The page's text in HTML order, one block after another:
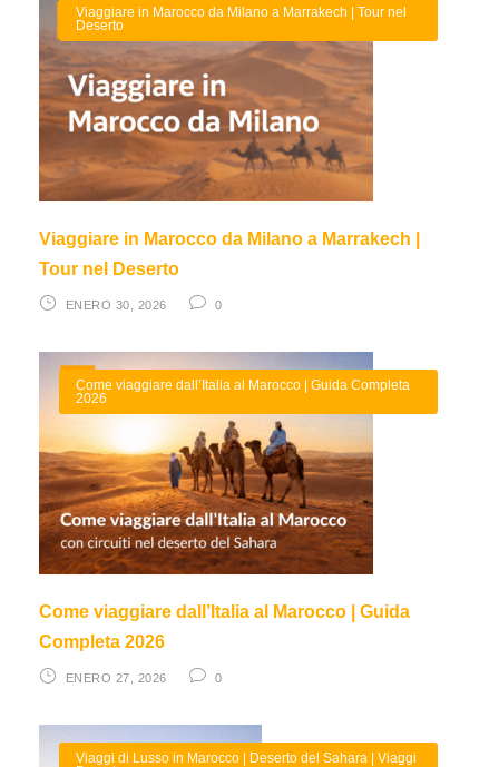
Viaggiare in Marocco da Milano a Marrakech | Tour nel
Deserto
Viaggiare in Marocco da Milano a Marrakech |
Tour nel Deserto
ENERO 30, 2026 0
Come viaggiare dall’Italia al Marocco | Guida Completa
2026
Come viaggiare dall’Italia al Marocco | Guida
Completa 2026
ENERO 27, 2026 0
Viaggi di Lusso in Marocco | Deserto del Sahara | Viaggi